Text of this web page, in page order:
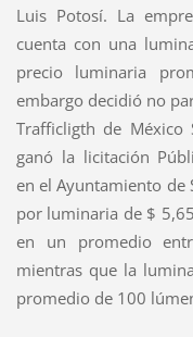
Luis Potosí. La
cuenta con una
precio luminaria
embargo decidió no
Trafficligth de México
ganó la licitación
en el Ayuntamiento de
por luminaria de $
en un promedio
mientras que la
promedio de 100